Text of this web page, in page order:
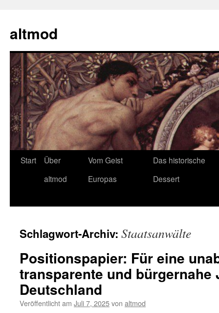
springen
altmod
Start
Über
altmod
Vom Geist
Europas
Das historische
Dessert
Schlagwort-Archiv: Staatsanwälte
Positionspapier: Für eine
transparente und bürgernahe
Deutschland
Veröffentlicht am Juli 7, 2025von altmod